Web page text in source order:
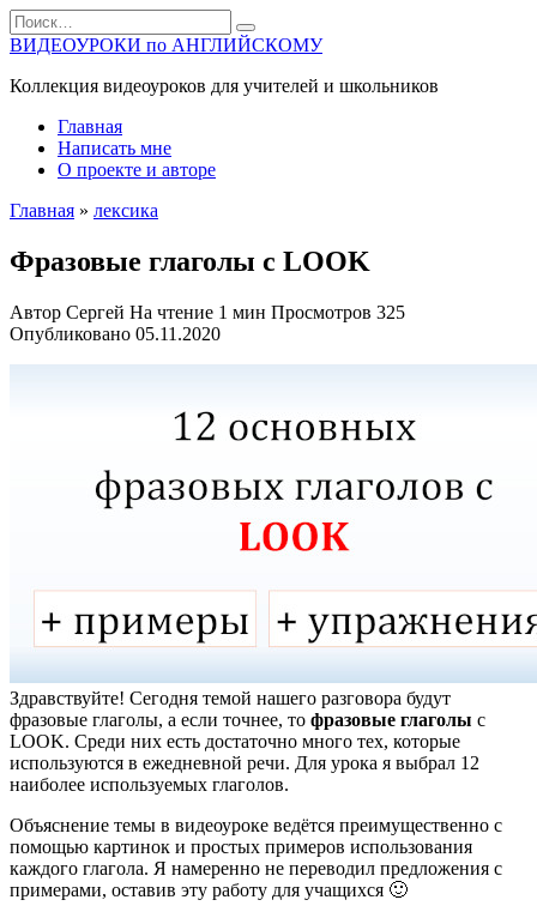
Перейти
к
содержанию
Search
for:
ВИДЕОУРОКИ по АНГЛИЙСКОМУ
Коллекция видеоуроков для учителей и школьников
Главная
Написать мне
О проекте и авторе
Главная » лексика
Фразовые глаголы с LOOK
Автор Сергей На чтение 1 мин Просмотров 325
Опубликовано 05.11.2020
Здравствуйте! Сегодня темой нашего разговора будут
фразовые глаголы, а если точнее, то фразовые глаголы с
LOOK. Среди них есть достаточно много тех, которые
используются в ежедневной речи. Для урока я выбрал 12
наиболее используемых глаголов.
Объяснение темы в видеоуроке ведётся преимущественно с
помощью картинок и простых примеров использования
каждого глагола. Я намеренно не переводил предложения с
примерами, оставив эту работу для учащихся 🙂